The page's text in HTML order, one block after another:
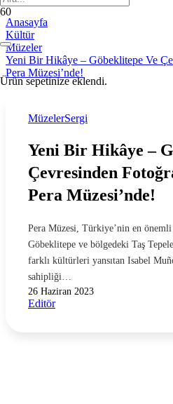
Ürünsepetinize eklendi.
Anasayfa
Kültür
Müzeler
Yeni Bir Hikâye – Göbeklitepe Ve
Pera Müzesi’nde!
MüzelerSergi
Yeni Bir Hikâye –
Çevresinden
Pera Müzesi’nde!
Pera Müzesi, Türkiye’nin en
Göbeklitepe ve bölgedeki Taş
farklı kültürleri yansıtan Isabel
sahipliği…
26 Haziran 2023
Editör